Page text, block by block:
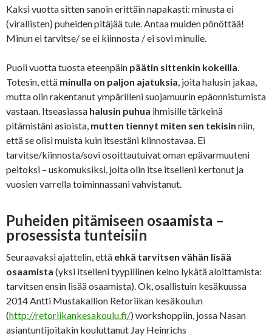
Kaksi vuotta sitten sanoin erittäin napakasti: minusta ei
(virallisten) puheiden pitäjää tule. Antaa muiden pönöttää!
Minun ei tarvitse/ se ei kiinnosta / ei sovi minulle.
Puoli vuotta tuosta eteenpäin päätin sittenkin kokeilla
Totesin, että minulla on paljon ajatuksia , joita halusin jakaa,
mutta olin rakentanut ympärilleni suojamuurin epäonnistumista
vastaan. Itseasiassa halusin puhua ihmisille tärkeinä
pitämistäni asioista, mutten tiennyt miten sen tekisin niin,
että se olisi muista kuin itsestäni kiinnostavaa. Ei
tarvitse/kiinnosta/sovi osoittautuivat oman epävarmuuteni
peitoksi – uskomuksiksi, joita olin itse itselleni kertonut ja
vuosien varrella toiminnassani vahvistanut.
Puheiden pitämiseen osaamista –
prosessista tunteisiin
Seuraavaksi ajattelin, että ehkä tarvitsen vähän lisää
osaamista (yksi itselleni tyypillinen keino lykätä aloittamista:
tarvitsen ensin lisää osaamista). Ok, osallistuin kesäkuussa
2014 Antti Mustakallion Retoriikan kesäkoulun
(http://retoriikankesakoulu.fi/) workshoppiin, jossa Nasan
asiantuntijoitakin kouluttanut Jay Heinrichs